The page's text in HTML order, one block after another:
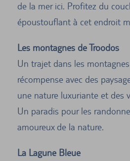
de la mer ici. Profitez du
époustouflant à cet endroit
Les montagnes de Troodos
Un trajet dans les
récompense avec des
une nature luxuriante et des
Un paradis pour les
amoureux de la nature.
La Lagune Bleue